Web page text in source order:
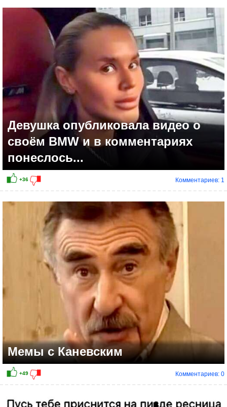
+39
Девушка опубликовала видео о
своём BMW и в комментариях
понеслось...
Комментариев: 1
Мемы с Каневским
Комментариев: 0